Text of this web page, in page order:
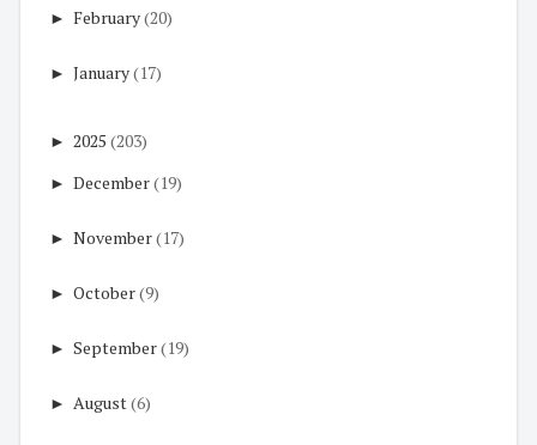
► February(20)
► January(17)
► 2025 (203)
► December(19)
► November(17)
► October(9)
► September(19)
► August(6)